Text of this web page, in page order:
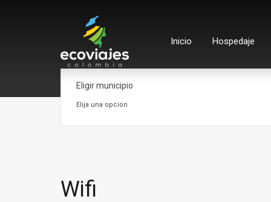
Inicio Hospedaje
Eligir municipio
Elija una opcion
Wifi